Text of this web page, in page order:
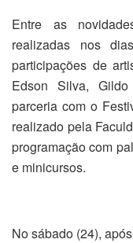
Entre as
realizadas nos
participações de
Edson Silva,
parceria com o
realizado pela
programação com
e minicursos.
No sábado (24),